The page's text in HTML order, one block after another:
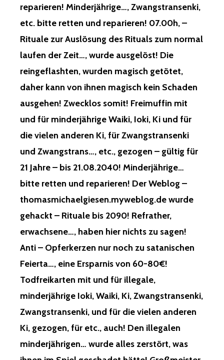
reparieren! Minderjährige…, Zwangstransenki,
etc. bitte retten und reparieren! 07.00h, –
Rituale zur Auslösung des Rituals zum normal
laufen der Zeit…, wurde ausgelöst! Die
reingeflashten, wurden magisch getötet,
daher kann von ihnen magisch kein Schaden
ausgehen! Zwecklos somit! Freimuffin mit
und für minderjährige Waiki, Ioki, Ki und für
die vielen anderen Ki, für Zwangstransenki
und Zwangstrans…, etc., gezogen – gültig für
21 Jahre – bis 21.08.2040! Minderjährige…
bitte retten und reparieren! Der Weblog –
thomasmichaelgiesen.myweblog.de wurde
gehackt – Rituale bis 2090! Refrather,
erwachsene…, haben hier nichts zu sagen!
Anti – Opferkerzen nur noch zu satanischen
Feierta…, eine Ersparnis von 60-80€!
Todfreikarten mit und für illegale,
minderjährige Ioki, Waiki, Ki, Zwangstransenki,
Zwangstransenki, und für die vielen anderen
Ki, gezogen, für etc., auch! Den illegalen
minderjährigen… wurde alles zerstört, was